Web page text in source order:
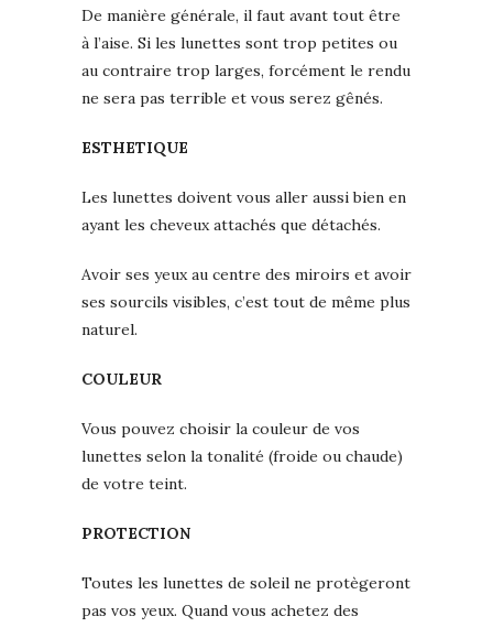
De manière générale, il faut avant tout être
à l’aise. Si les lunettes sont trop petites ou
au contraire trop larges, forcément le rendu
ne sera pas terrible et vous serez gênés.
ESTHETIQUE
Les lunettes doivent vous aller aussi bien en
ayant les cheveux attachés que détachés.
Avoir ses yeux au centre des miroirs et avoir
ses sourcils visibles, c’est tout de même plus
naturel.
COULEUR
Vous pouvez choisir la couleur de vos
lunettes selon la tonalité (froide ou chaude)
de votre teint.
PROTECTION
Toutes les lunettes de soleil ne protègeront
pas vos yeux. Quand vous achetez des